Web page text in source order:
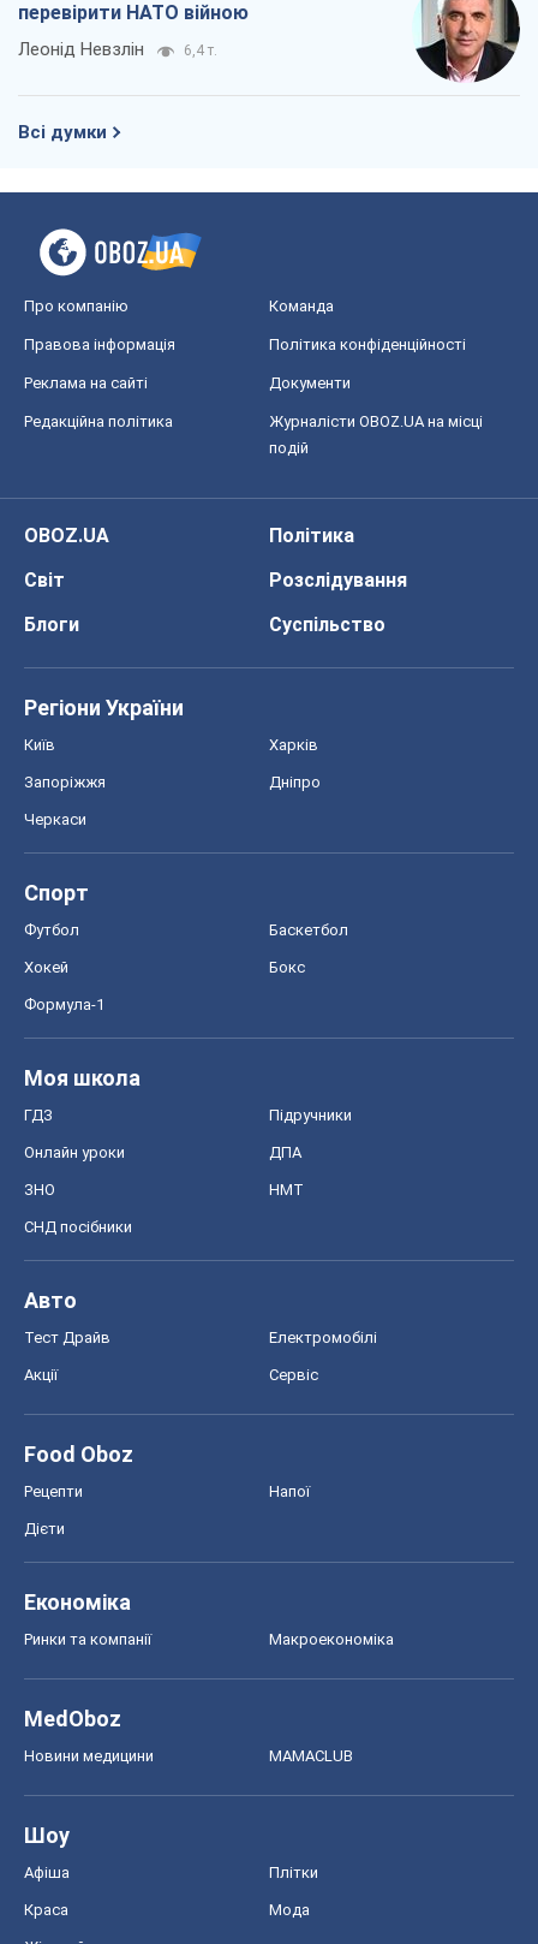
перевірити НАТО війною
Леонід Невзлін 6,4 т.
Всі думки
Про компанію Команда
Правова інформація Політика конфіденційності
Реклама на сайті Документи
Редакційна політика
Журналісти OBOZ.UA на місці
подій
OBOZ.UA
Політика
Світ
Розслідування
Блоги
Суспільство
Регіони України
Київ Харків
Запоріжжя Дніпро
Черкаси
Спорт
Футбол Баскетбол
Хокей Бокс
Формула-1
Моя школа
ГДЗ Підручники
Онлайн уроки ДПА
ЗНО НМТ
СНД посібники
Авто
Тест Драйв Електромобілі
Акції Сервіс
Food Oboz
Рецепти Напої
Дієти
Економіка
Ринки та компанії Макроекономіка
MedOboz
Новини медицини MAMACLUB
Шоу
Афіша Плітки
Краса Мода